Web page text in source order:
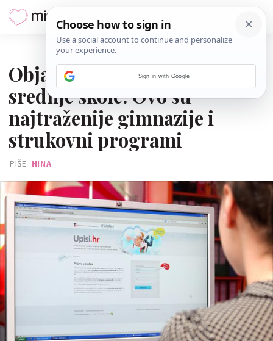
Objavljeni rezultati upisa u
srednje škole: Ovo su
najtraženije gimnazije i
strukovni programi
PIŠE HINA
Sign in with Google